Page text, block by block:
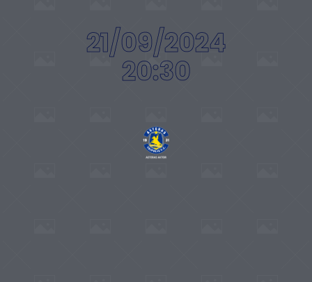
21/09/2024
20:30